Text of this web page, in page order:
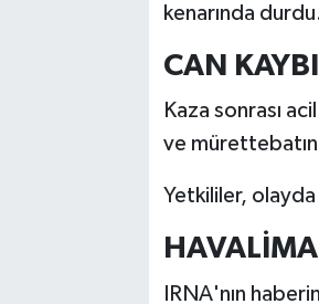
kenarında
CAN
Kaza sonrası
ve
Yetkililer, olayda
IRNA'nın